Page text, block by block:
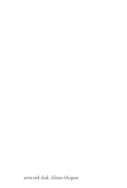
artwork dok. blizer/shopee